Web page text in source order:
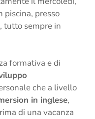
piscina, presso
tutto sempre in
formativa e di
che a livello
in inglese,
di una vacanza